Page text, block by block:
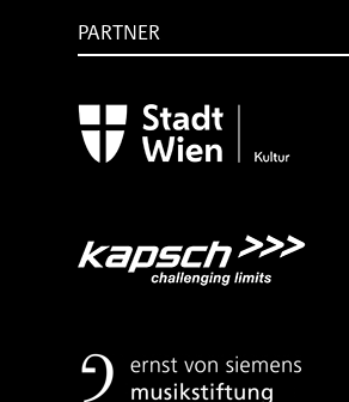
PARTNER
freundlicher
Unterstützung